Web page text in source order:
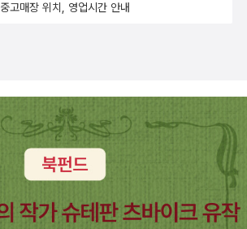
중고매장 위치, 영업시간 안내